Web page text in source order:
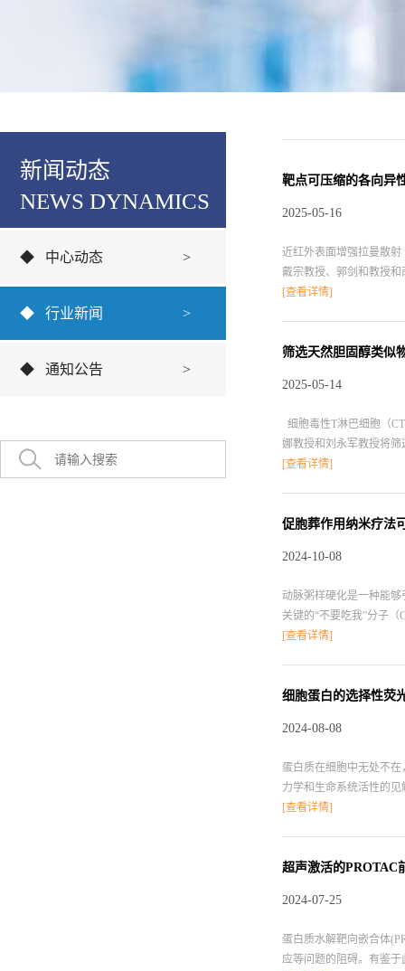
新闻动态
NEWS DYNAMICS
◆ 中心动态 >
◆ 行业新闻 >
◆ 通知公告 >
靶点可压缩的各向异
2025-05-16
近红外表面增强拉曼散
戴宗教授、郭剑和教授和
催化发夹组装（CHA）
探针能够实现具有更高
[查看详情]
筛选天然胆固醇类似
2025-05-14
细胞毒性T淋巴细胞（
娜教授和刘永军教授将
化。 首先，实验收集了
胞表面，促进CTL对肿瘤
免疫逃逸肿瘤的临床治疗
[查看详情]
促胞葬作用纳米疗法
2024-10-08
动脉粥样硬化是一种能
关键的“不要吃我”分子
此，斯坦福大学医学院
不会诱发贫血，由此表明
[查看详情]
细胞蛋白的选择性荧
2024-08-08
蛋白质在细胞中无处不
力学和生命系统活性的见
记及其生物学应用。用
的效用的优缺点。参考文
[查看详情]
超声激活的PROTAC
2024-07-25
蛋白质水解靶向嵌合体
应等问题的阻碍。有鉴于